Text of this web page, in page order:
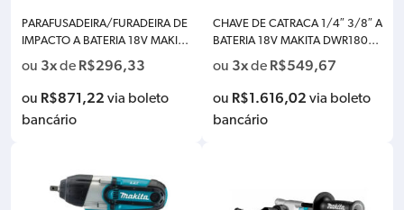
PARAFUSADEIRA/FURADEIRA DE
IMPACTO A BATERIA 18V MAKITA
DHP483Z – SOMENTE A MAQUI
ou 3xde R$296,33
ou R$871,22 via boleto
bancário
CHAVE DE CATRACA 1/4″ 3/8″ A
BATERIA 18V MAKITA DWR180RF
LXT – COM 1 BATERIA 3.0AH, CA
RREGADOR E ADAPTADOR
ou 3xde R$549,67
ou R$1.616,02 via boleto
bancário